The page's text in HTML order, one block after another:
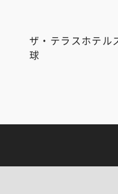
ザ・テラスホテル
球